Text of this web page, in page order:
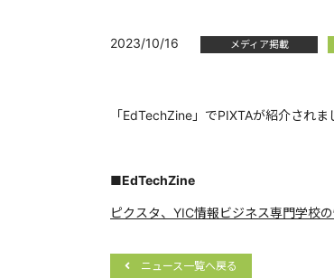
2023/10/16 メディア掲載
「EdTechZine」でPIXTAが紹介されま
■EdTechZine
ピクスタ、YIC情報ビジネス専門学校
ニュース一覧へ戻る